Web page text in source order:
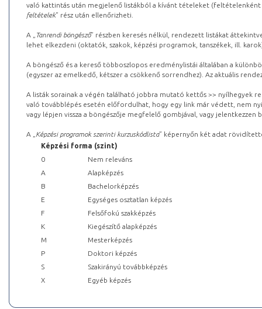
való kattintás után megjelenő listákból a kívánt tételeket (feltételenként
feltételek” rész után ellenőrizheti.
A „ Tanrendi böngésző” részben keresés nélkül, rendezett listákat
lehet elkezdeni (oktatók, szakok, képzési programok, tanszékek, ill.
A böngésző és a kereső többoszlopos eredménylistái általában a
(egyszer az emelkedő, kétszer a csökkenő sorrendhez). Az aktuális
A listák sorainak a végén található jobbra mutató kettős >> nyílhegyek
való továbblépés esetén előfordulhat, hogy egy link már védett, nem
vagy lépjen vissza a böngészője megfelelő gombjával, vagy
A „ Képzési programok szerinti kurzuskódlista” képernyőn két adat
Képzési forma (szint)
0
Nem releváns
A
Alapképzés
B
Bachelorképzés
E
Egységes osztatlan képzés
F
Felsőfokú szakképzés
K
Kiegészítő alapképzés
M
Mesterképzés
P
Doktori képzés
S
Szakirányú továbbképzés
X
Egyéb képzés